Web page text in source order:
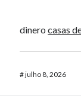
dinerocasas
#julho 8, 2026